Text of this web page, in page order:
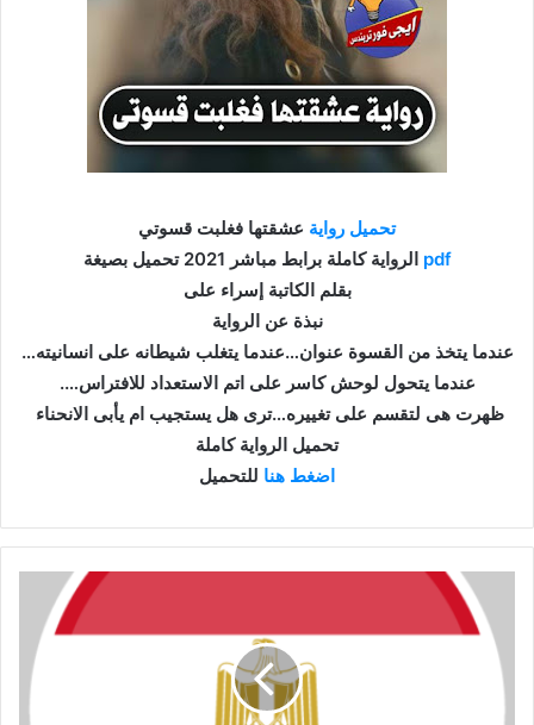
تحميل رواية عشقتها فغلبت قسوتي
pdf الرواية كاملة برابط مباشر 2021 تحميل بصيغة
بقلم الكاتبة إسراء على
نبذة عن الرواية
عندما يتخذ من القسوة عنوان…عندما يتغلب شيطانه على انسانيته…
عندما يتحول لوحش كاسر على اتم الاستعداد للافتراس….
ظهرت هى لتقسم على تغييره…ترى هل يستجيب ام يأبى الانحناء
تحميل الرواية كاملة
اضغط هنا للتحميل